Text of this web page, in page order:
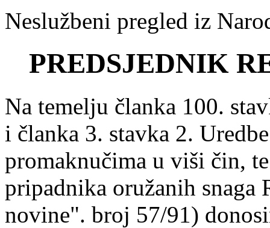
Neslužbeni pregled iz
PREDSJEDNIK
Na temelju članka 100.
i članka 3. stavka 2.
promaknučima u viši čin,
pripadnika oružanih snaga
novine". broj 57/91)